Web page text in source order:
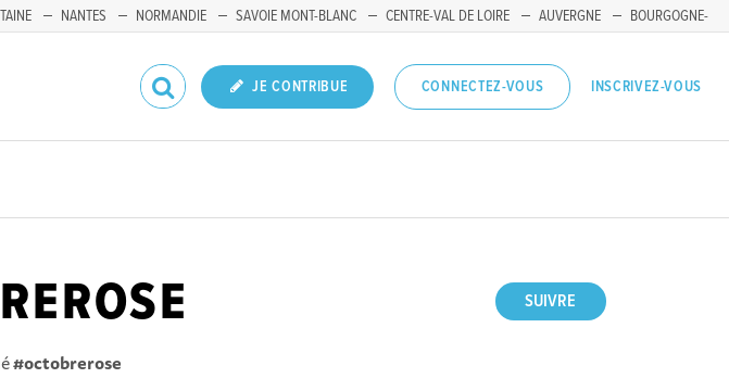
NANTES NORMANDIE SAVOIE MONT-BLANC CENTRE-VAL DE LOIRE AUVERGNE
BOURGOGNE-
JE CONTRIBUE CONNECTEZ-VOUS INSCRIVEZ-VOUS
SUIVRE
#octobrerose